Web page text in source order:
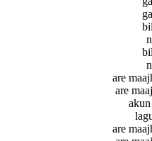
are
are
are